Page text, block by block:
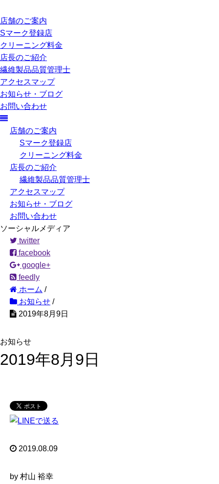
店舗のご案内
Sマーク登録店
クリーニング料金
店長のご紹介
繊維製品品質管理士
アクセスマップ
お知らせ・ブログ
お問い合わせ
店舗のご案内
Sマーク登録店
クリーニング料金
店長のご紹介
繊維製品品質管理士
アクセスマップ
お知らせ・ブログ
お問い合わせ
ソーシャルメディア
twitter
facebook
google+
feedly
ホーム /
お知らせ /
2019年8月9日
お知らせ
2019年8月9日
2019.08.09
by 村山 裕幸